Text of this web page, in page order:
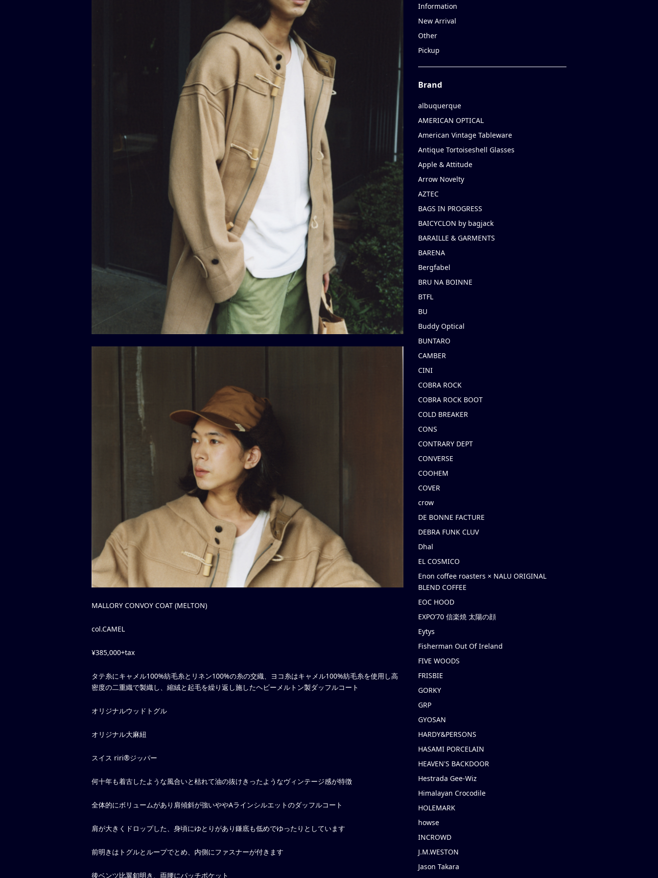
MALLORY CONVOY COAT (MELTON)
col.CAMEL
¥385,000+tax
タテ糸にキャメル100%紡毛糸とリネン100%の糸の交織、ヨコ糸はキャメル100%紡毛糸を使用し高
密度の二重織で製織し、縮絨と起毛を繰り返し施したヘビーメルトン製ダッフルコート
オリジナルウッドトグル
オリジナル大麻紐
スイス riri®ジッパー
何十年も着古したような風合いと枯れて油の抜けきったようなヴィンテージ感が特徴
全体的にボリュームがあり肩傾斜が強いややAラインシルエットのダッフルコート
肩が大きくドロップした、身頃にゆとりがあり鎌底も低めでゆったりとしています
前明きはトグルとループでとめ、内側にファスナーが付きます
後ベンツ比翼釦明き、両腰にパッチポケット
Information
New Arrival
Other
Pickup
Brand
albuquerque
AMERICAN OPTICAL
American Vintage Tableware
Antique Tortoiseshell Glasses
Apple & Attitude
Arrow Novelty
AZTEC
BAGS IN PROGRESS
BAICYCLON by bagjack
BARAILLE & GARMENTS
BARENA
Bergfabel
BRU NA BOINNE
BTFL
BU
Buddy Optical
BUNTARO
CAMBER
CINI
COBRA ROCK
COBRA ROCK BOOT
COLD BREAKER
CONS
CONTRARY DEPT
CONVERSE
COOHEM
COVER
crow
DE BONNE FACTURE
DEBRA FUNK CLUV
Dhal
EL COSMICO
Enon coffee roasters × NALU ORIGINAL
BLEND COFFEE
EOC HOOD
EXPO’70 信楽焼 太陽の顔
Eytys
Fisherman Out Of Ireland
FIVE WOODS
FRISBIE
GORKY
GRP
GYOSAN
HARDY&PERSONS
HASAMI PORCELAIN
HEAVEN'S BACKDOOR
Hestrada Gee-Wiz
Himalayan Crocodile
HOLEMARK
howse
INCROWD
J.M.WESTON
Jason Takara